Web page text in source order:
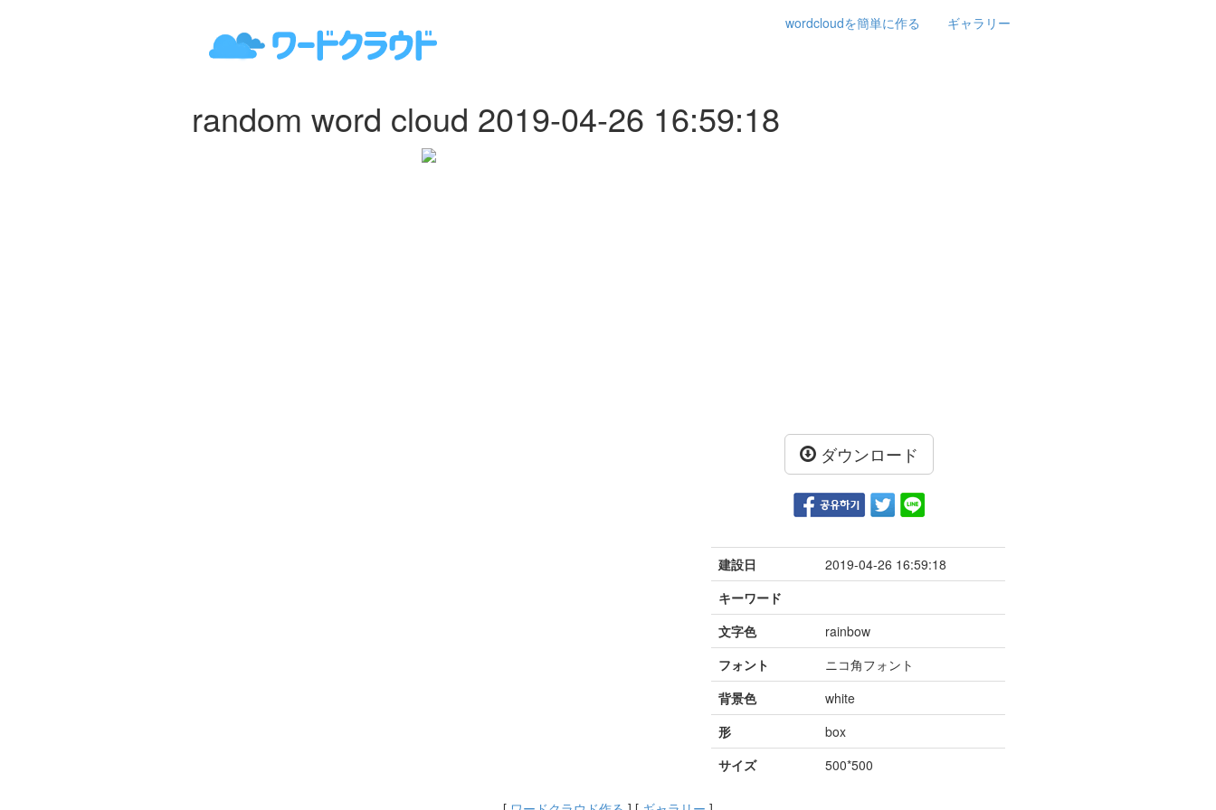
wordcloudを簡単に作る ギャラリー
random word cloud 2019-04-26 16:59:18
ダウンロード
建設日
2019-04-26 16:59:18
キーワード
文字色
rainbow
フォント
ニコ角フォント
背景色
white
形
box
サイズ
500*500